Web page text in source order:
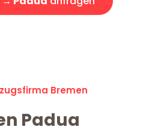
Bremen
Padua